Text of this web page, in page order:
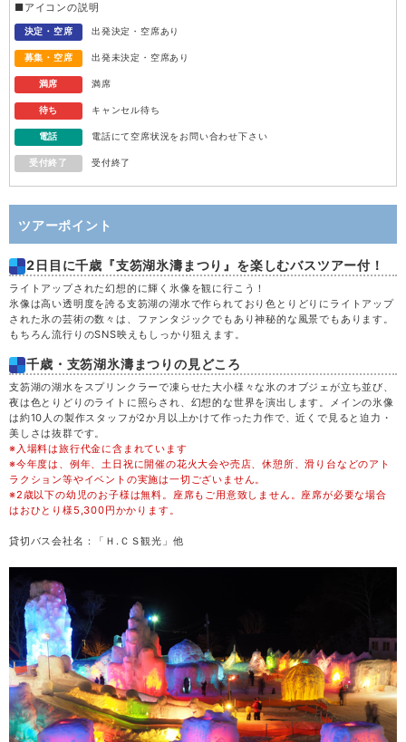
木 13
金 14
日 16
月 17
火 18
水 19
木 20
金 21
土 22
日 23
月 24
火 25
水 26
木 27
金 28
■アイコンの説明
決定・空席 出発決定・空席あり
募集・空席 出発未決定・空席あり
満席 満席
待ち キャンセル待ち
電話 電話にて空席状況をお問い合わせ下さい
受付終了 受付終了
ツアーポイント
2日目に千歳『支笏湖氷濤まつり』を楽しむバスツアー付！
ライトアップされた幻想的に輝く氷像を観に行こう！
氷像は高い透明度を誇る支笏湖の湖水で作られており色とりどりにライトアップ
された氷の芸術の数々は、ファンタジックでもあり神秘的な風景でもあります。
もちろん流行りのSNS映えもしっかり狙えます。
千歳・支笏湖氷濤まつりの見どころ
支笏湖の湖水をスプリンクラーで凍らせた大小様々な氷のオブジェが立ち並び、
夜は色とりどりのライトに照らされ、幻想的な世界を演出します。メインの氷像
は約10人の製作スタッフが2か月以上かけて作った力作で、近くで見ると迫力・
美しさは抜群です。
※入場料は旅行代金に含まれています
※今年度は、例年、土日祝に開催の花火大会や売店、休憩所、滑り台などのアト
ラクション等やイベントの実施は一切ございません。
※2歳以下の幼児のお子様は無料。座席もご用意致しません。座席が必要な場合
はおひとり様5,300円かかります。
貸切バス会社名：「Ｈ.ＣＳ観光」他